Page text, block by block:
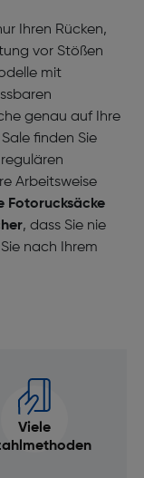
Ihren Rücken,
vor Stößen
mit
genau auf Ihre
finden Sie
Arbeitsweise
Fotorucksäcke
, dass Sie nie
nach Ihrem
Viele